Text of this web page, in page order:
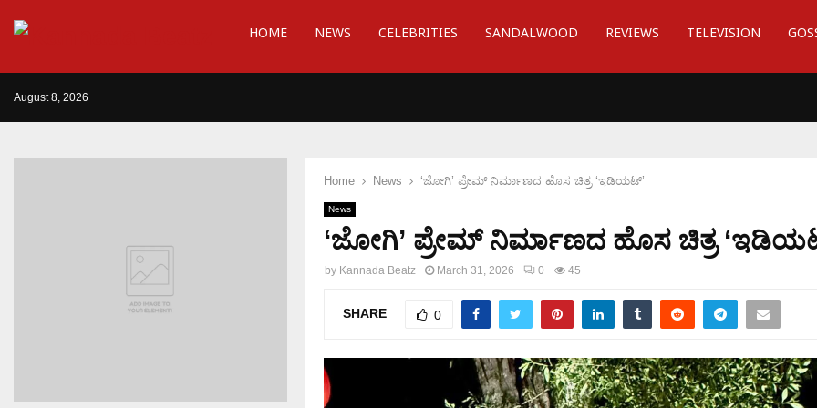
HOME NEWS CELEBRITIES SANDALWOOD REVIEWS TELEVISION
August 8, 2026
Home News ‘ಜೋಗಿ’ ಪ್ರೇಮ್‍ ನಿರ್ಮಾಣದ ಹೊಸ ಚಿತ್ರ ‘ಇಡಿಯಟ್’
News
‘ಜೋಗಿ’ ಪ್ರೇಮ್‍ ನಿರ್ಮಾಣದ ಹೊಸ ಚಿತ್ರ
by Kannada Beatz March 31, 2026 0 45
SHARE 0